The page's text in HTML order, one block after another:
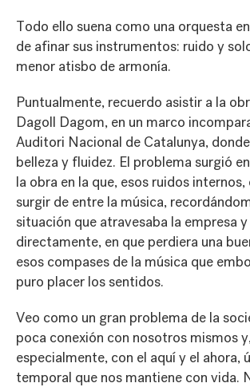
Todo ello suena como una orquesta
de afinar sus instrumentos: ruido y
menor atisbo de armonía.
Puntualmente, recuerdo asistir a la
Dagoll Dagom, en un marco
Auditori Nacional de Catalunya,
belleza y fluidez. El problema surgió
la obra en la que, esos ruidos internos,
surgir de entre la música,
situación que atravesaba la empresa
directamente, en que perdiera una
esos compases de la música que
puro placer los sentidos.
Veo como un gran problema de la
poca conexión con nosotros mismos
especialmente, con el aquí y el ahora,
temporal que nos mantiene con vida.